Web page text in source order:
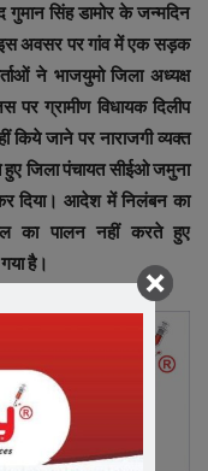
सिंह डामोर के जन्मदिन
इस अवसर पर गांव में एक सड़क
ने भाजयुमो जिला अध्यक्ष
ग्रामीण विधायक दिलीप
किये जाने पर नाराजगी व्यक्त
हुए जिला पंचायत सीईओ जमुना
दिया। आदेश में निलंबन का
का पालन नहीं करते हुए
है।